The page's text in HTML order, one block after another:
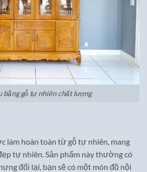
bằng gỗ tự nhiên chất lượng
làm hoàn toàn từ gỗ tự nhiên, mang
tự nhiên. Sản phẩm này thường có
đổi lại, bạn sẽ có một món đồ nội